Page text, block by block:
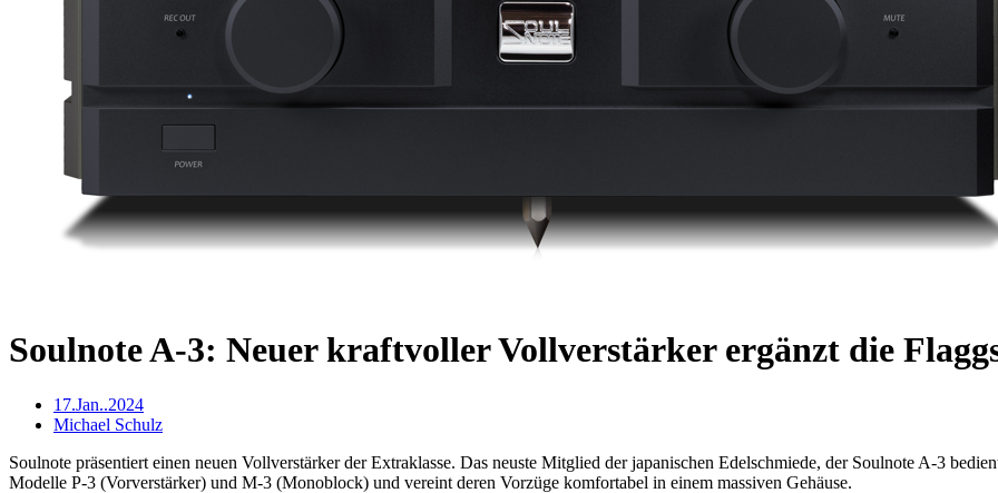
Soulnote A-3: Neuer kraftvoller Vollverstärker ergänzt die
17.Jan..2024
Michael Schulz
Soulnote präsentiert einen neuen Vollverstärker der Extraklasse. Das neuste Mitglied der japanischen Edelschmiede, der Soulnote A-3
Modelle P-3 (Vorverstärker) und M-3 (Monoblock) und vereint deren Vorzüge komfortabel in einem massiven Gehäuse.